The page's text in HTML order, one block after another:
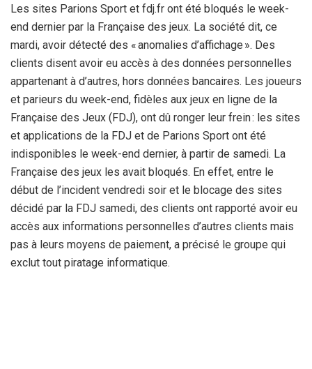
Les sites Parions Sport et fdj.fr ont été bloqués le week-
end dernier par la Française des jeux. La société dit, ce
mardi, avoir détecté des « anomalies d’affichage ». Des
clients disent avoir eu accès à des données personnelles
appartenant à d’autres, hors données bancaires. Les joueurs
et parieurs du week-end, fidèles aux jeux en ligne de la
Française des Jeux (FDJ), ont dû ronger leur frein : les sites
et applications de la FDJ et de Parions Sport ont été
indisponibles le week-end dernier, à partir de samedi. La
Française des jeux les avait bloqués. En effet, entre le
début de l’incident vendredi soir et le blocage des sites
décidé par la FDJ samedi, des clients ont rapporté avoir eu
accès aux informations personnelles d’autres clients mais
pas à leurs moyens de paiement, a précisé le groupe qui
exclut tout piratage informatique.